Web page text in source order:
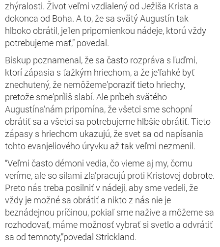
zhýralosti. Život veľmi vzdialený od Ježiša Krista a
dokonca od Boha. A to, že sa svätý Augustín tak
hlboko obrátil, je’len pripomienkou nádeje, ktorú vždy
potrebujeme mať,” povedal.
Biskup poznamenal, že sa často rozpráva s ľuďmi,
ktorí zápasia s ťažkým hriechom, a že je’ľahké byť
znechutený, že nemôžeme’poraziť tieto hriechy,
pretože sme’príliš slabí. Ale príbeh svätého
Augustína’nám pripomína, že všetci sme schopní
obrátiť sa a všetci sa potrebujeme hlbšie obrátiť. Tieto
zápasy s hriechom ukazujú, že svet sa od napísania
tohto evanjeliového úryvku až tak veľmi nezmenil.
“Veľmi často démoni vedia, čo vieme aj my, čomu
veríme, ale so silami zla’pracujú proti Kristovej dobrote.
Preto nás treba posilniť v nádeji, aby sme vedeli, že
vždy je možné sa obrátiť a nikto z nás nie je
beznádejnou príčinou, pokiaľ sme nažive a môžeme sa
rozhodovať, máme možnosť vybrať si svetlo a odvrátiť
sa od temnoty,”povedal Strickland.